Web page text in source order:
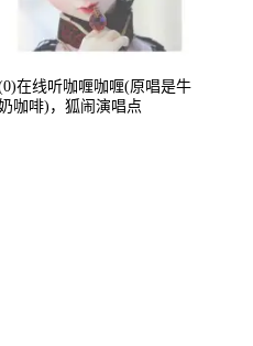
在线听咖喱咖喱(原唱是牛
咖啡)，狐闹演唱点